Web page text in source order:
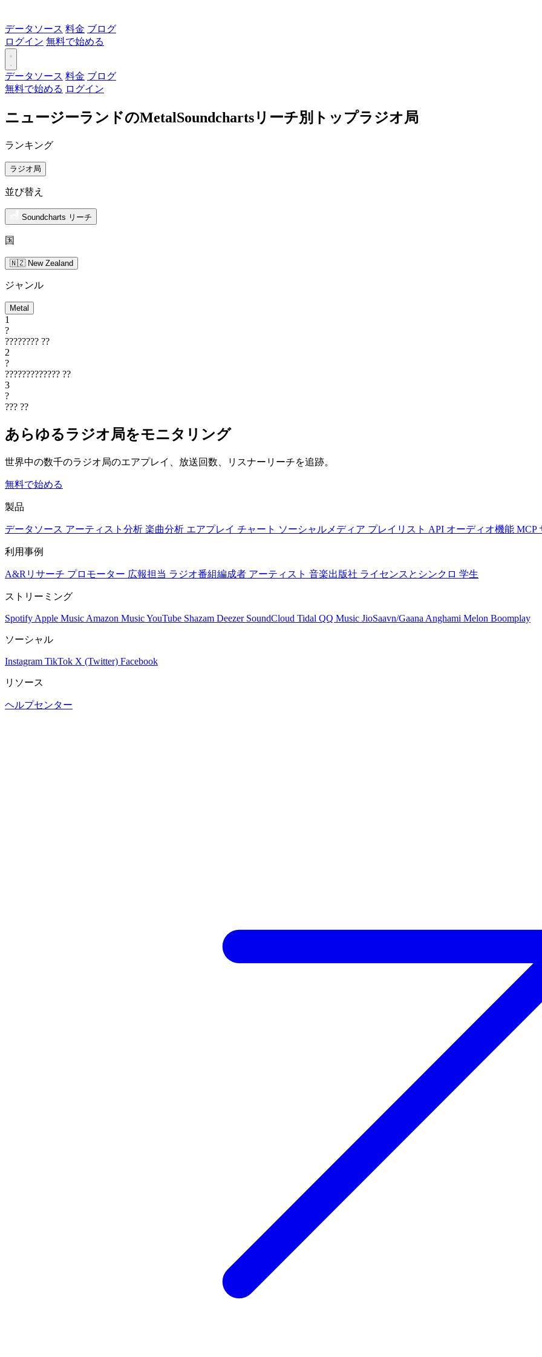
データソース 料金 ブログ
ログイン 無料で始める
データソース 料金 ブログ
無料で始める ログイン
ニュージーランドのMetalSoundchartsリーチ別トップラジオ局
ランキング
ラジオ局
並び替え
Soundcharts リーチ
国
🇳🇿 New Zealand
ジャンル
Metal
1
?
???????? ??
2
?
????????????? ??
3
?
??? ??
あらゆるラジオ局をモニタリング
世界中の数千のラジオ局のエアプレイ、放送回数、リスナーリーチを追跡。
無料で始める
製品
データソース アーティスト分析 楽曲分析 エアプレイ チャート ソーシャルメディア プレイリスト API オーディオ機能 MCP
利用事例
A&Rリサーチ プロモーター 広報担当 ラジオ番組編成者 アーティスト 音楽出版社 ライセンスとシンクロ 学生
ストリーミング
Spotify Apple Music Amazon MusicYouTube Shazam Deezer SoundCloud Tidal QQ Music JioSaavn/Gaana Anghami Melon Boomplay
ソーシャル
Instagram TikTok X (Twitter) Facebook
リソース
ヘルプセンター